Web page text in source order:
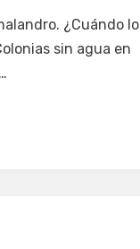
¿Cuándo lo
sin agua en